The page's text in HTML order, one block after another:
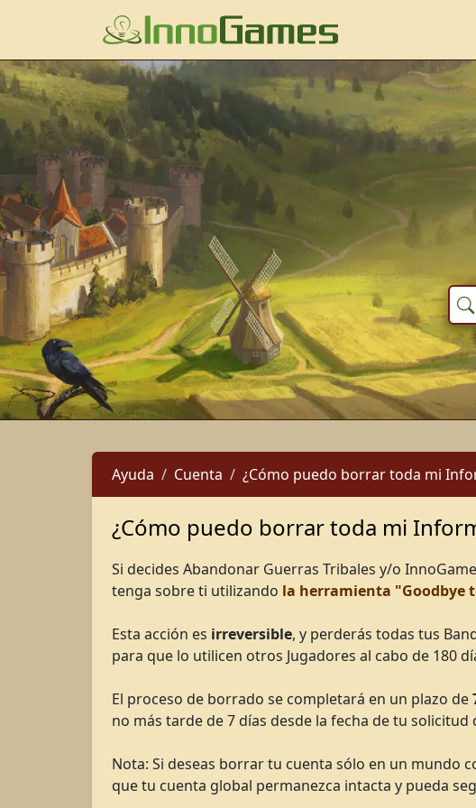
Ayuda Cuenta ¿Cómo puedo borrar toda mi
¿Cómo puedo borrar toda mi
Si decides Abandonar Guerras Tribales y/o
tenga sobre ti utilizando la herramienta "Goodbye
Esta acción es irreversible, y perderás todas tus
para que lo utilicen otros Jugadores al cabo de 180
El proceso de borrado se completará en un plazo de
no más tarde de 7 días desde la fecha de tu solicitud
Nota: Si deseas borrar tu cuenta sólo en un mundo
que tu cuenta global permanezca intacta y pueda